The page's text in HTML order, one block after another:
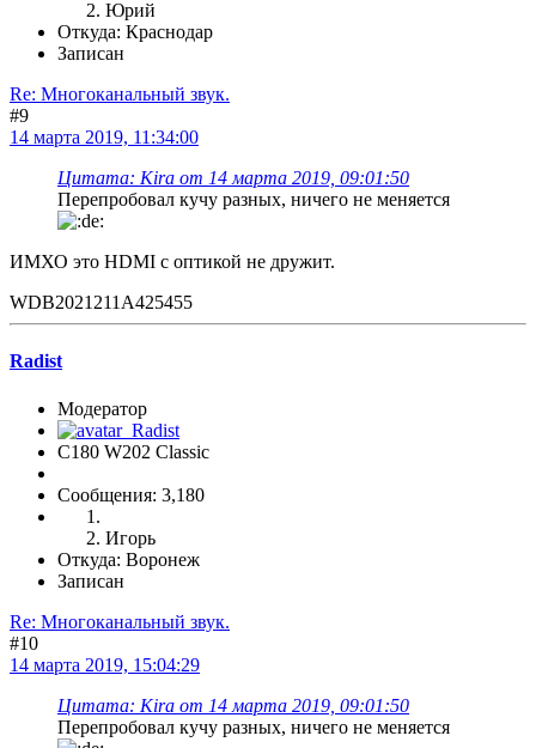
Юрий
Откуда: Краснодар
Записан
Re: Многоканальный звук.
#9
14 марта 2019, 11:34:00
Цитата: Kira от 14 марта 2019, 09:01:50
Перепробовал кучу разных, ничего не меняется
ИМХО это HDMI с оптикой не дружит.
WDB2021211A425455
Radist
Модератор
C180 W202 Classic
Сообщения: 3,180
Игорь
Откуда: Воронеж
Записан
Re: Многоканальный звук.
#10
14 марта 2019, 15:04:29
Цитата: Kira от 14 марта 2019, 09:01:50
Перепробовал кучу разных, ничего не меняется